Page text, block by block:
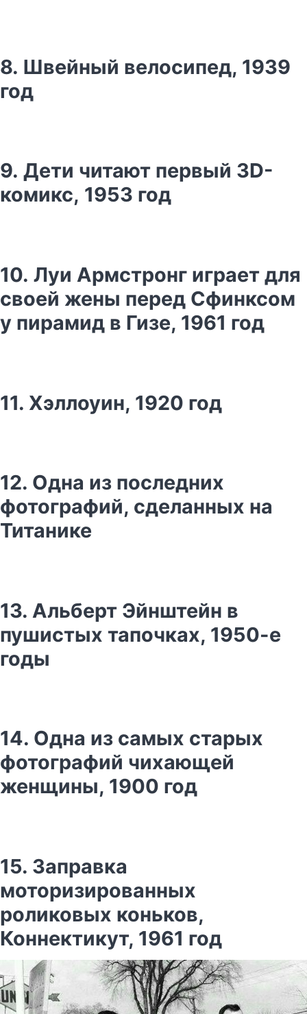
8. Швейный велосипед, 1939
год
9. Дети читают первый 3D-
комикс, 1953 год
10. Луи Армстронг играет для
своей жены перед Сфинксом
у пирамид в Гизе, 1961 год
11. Хэллоуин, 1920 год
12. Одна из последних
фотографий, сделанных на
Титанике
13. Альберт Эйнштейн в
пушистых тапочках, 1950-е
годы
14. Одна из самых старых
фотографий чихающей
женщины, 1900 год
15. Заправка
моторизированных
роликовых коньков,
Коннектикут, 1961 год